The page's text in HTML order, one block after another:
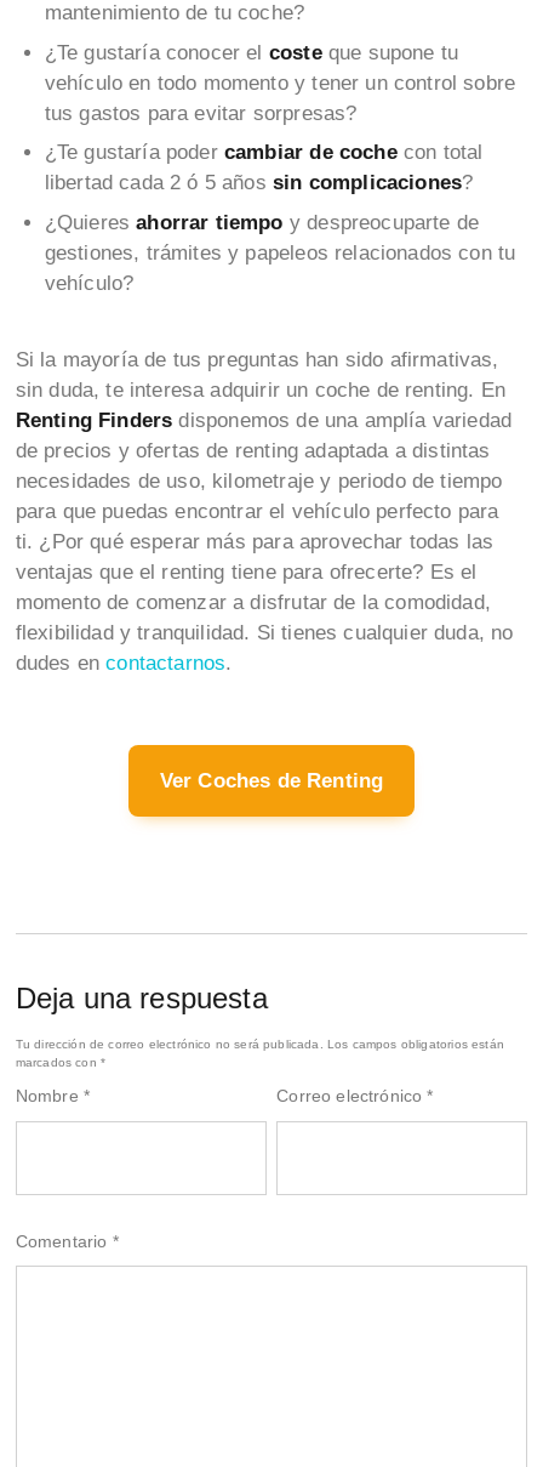
mantenimiento de tu coche?
¿Te gustaría conocer el coste que supone tu
vehículo en todo momento y tener un control sobre
tus gastos para evitar sorpresas?
¿Te gustaría poder cambiar de cochecon total
libertad cada 2 ó 5 años sin complicaciones?
¿Quieresahorrar tiempo y despreocuparte de
gestiones, trámites y papeleos relacionados con tu
vehículo?
Si la mayoría de tus preguntas han sido afirmativas,
sin duda, te interesa adquirir un coche de renting. En
Renting Findersdisponemos de una amplía variedad
de precios y ofertas de renting adaptada a distintas
necesidades de uso, kilometraje y periodo de tiempo
para que puedas encontrar el vehículo perfecto para
ti. ¿Por qué esperar más para aprovechar todas las
ventajas que el renting tiene para ofrecerte? Es el
momento de comenzar a disfrutar de la comodidad,
flexibilidad y tranquilidad. Si tienes cualquier duda, no
dudes encontactarnos.
Ver Coches de Renting
Deja una respuesta
Tu dirección de correo electrónico no será publicada. Los campos obligatorios están
marcados con *
Nombre * Correo electrónico*
Comentario *